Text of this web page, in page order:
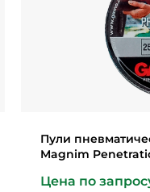
Пули
Magnim
Цена по